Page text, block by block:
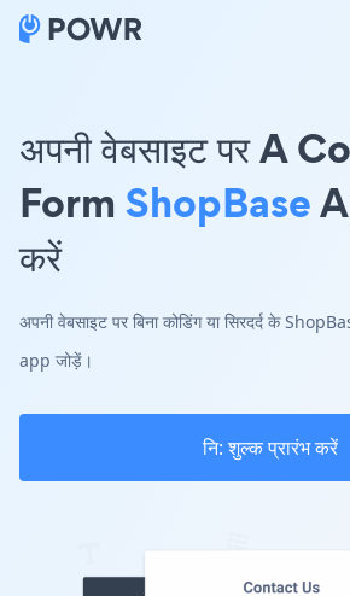
अपनी वेबसाइट पर A
Form ShopBase
करें
अपनी वेबसाइट पर बिना कोडिंग या सिरदर्द के
app जोड़ें।
नि: शुल्क प्रारंभ करें